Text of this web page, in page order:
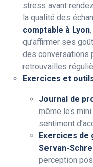
stress avant
la qualité des
comptable à Lyon
qu’affirmer ses
des conversations
retrouvailles
Exercices et
Journal de
même les
sentiment
Exercices de
Servan-
perception